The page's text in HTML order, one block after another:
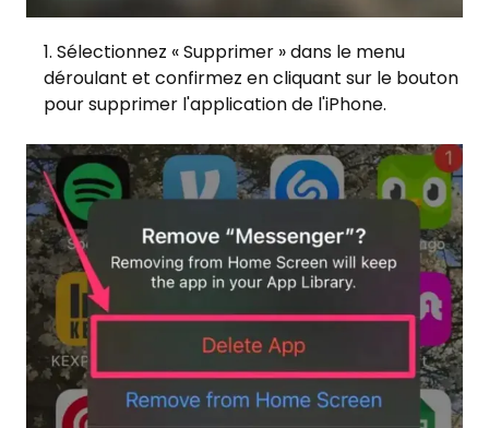
Sélectionnez « Supprimer » dans le menu
déroulant et confirmez en cliquant sur le bouton
pour supprimer l'application de l'iPhone.